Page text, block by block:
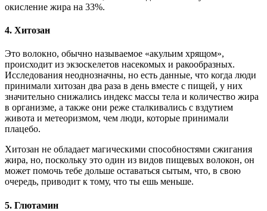
окисление жира на 33%.
4. Хитозан
Это волокно, обычно называемое «акульим хрящом»,
происходит из экзоскелетов насекомых и ракообразных.
Исследования неоднозначны, но есть данные, что когда люди
принимали хитозан два раза в день вместе с пищей, у них
значительно снижались индекс массы тела и количество жира
в организме, а также они реже сталкивались с вздутием
живота и метеоризмом, чем люди, которые принимали
плацебо.
Хитозан не обладает магическими способностями сжигания
жира, но, поскольку это один из видов пищевых волокон, он
может помочь тебе дольше оставаться сытым, что, в свою
очередь, приводит к тому, что ты ешь меньше.
5. Глютамин